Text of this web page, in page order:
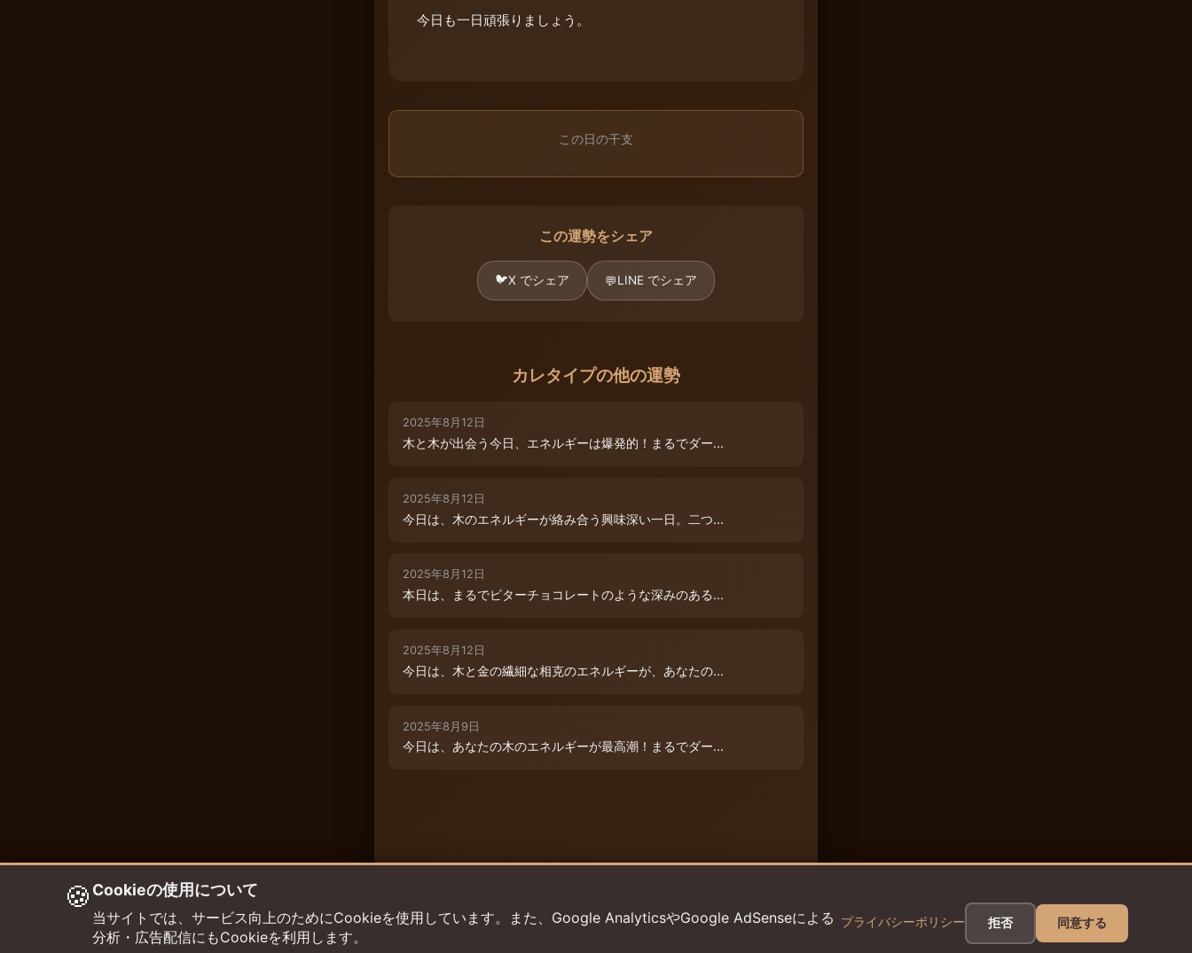
今日も一日頑張りましょう。
この日の干支
この運勢をシェア
🐦X でシェア 💬LINE でシェア
カレタイプの他の運勢
2025年8月12日
木と木が出会う今日、エネルギーは爆発的！まるでダー...
2025年8月12日
今日は、木のエネルギーが絡み合う興味深い一日。二つ...
2025年8月12日
本日は、まるでビターチョコレートのような深みのある...
2025年8月12日
今日は、木と金の繊細な相克のエネルギーが、あなたの...
2025年8月9日
今日は、あなたの木のエネルギーが最高潮！まるでダー...
🍪 Cookieの使用について
当サイトでは、サービス向上のためにCookieを使用しています。また、Google AnalyticsやGoogle AdSenseによる
分析・広告配信にもCookieを利用します。
プライバシーポリシー 拒否 同意する